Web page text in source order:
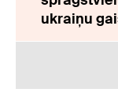
ukraiņu